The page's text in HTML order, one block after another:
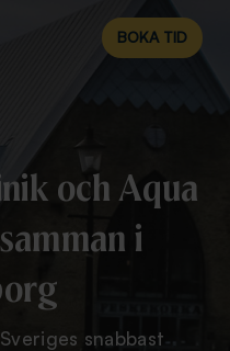
BOKA TID
och Aqua
i
snabbast